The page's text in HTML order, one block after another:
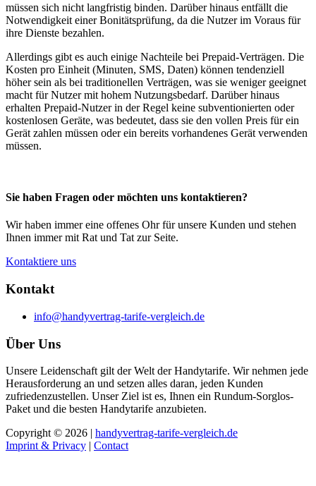
müssen sich nicht langfristig binden. Darüber hinaus entfällt die
Notwendigkeit einer Bonitätsprüfung, da die Nutzer im Voraus für
ihre Dienste bezahlen.
Allerdings gibt es auch einige Nachteile bei Prepaid-Verträgen. Die
Kosten pro Einheit (Minuten, SMS, Daten) können tendenziell
höher sein als bei traditionellen Verträgen, was sie weniger geeignet
macht für Nutzer mit hohem Nutzungsbedarf. Darüber hinaus
erhalten Prepaid-Nutzer in der Regel keine subventionierten oder
kostenlosen Geräte, was bedeutet, dass sie den vollen Preis für ein
Gerät zahlen müssen oder ein bereits vorhandenes Gerät verwenden
müssen.
Sie haben Fragen oder möchten uns kontaktieren?
Wir haben immer eine offenes Ohr für unsere Kunden und stehen
Ihnen immer mit Rat und Tat zur Seite.
Kontaktiere uns
Kontakt
info@handyvertrag-tarife-vergleich.de
Über Uns
Unsere Leidenschaft gilt der Welt der Handytarife. Wir nehmen jede
Herausforderung an und setzen alles daran, jeden Kunden
zufriedenzustellen. Unser Ziel ist es, Ihnen ein Rundum-Sorglos-
Paket und die besten Handytarife anzubieten.
Copyright © 2026 | handyvertrag-tarife-vergleich.de
Imprint & Privacy | Contact